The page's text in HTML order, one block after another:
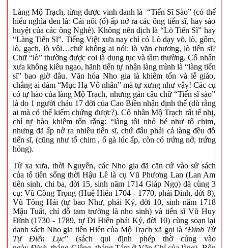
Làng Mộ Trạch, từng được vinh danh là “Tiến Sĩ Sào” (có thể
hiểu nghĩa đen là: Cái nôi (ổ) ấp nở ra các ông tiến sĩ, hay sào
huyệt của các ông Nghè). Không nên dịch là “Lò Tiến Sĩ” hay
“Làng Tiến Sĩ”. Tiếng Việt xưa nay chỉ có Lò dạy võ, lò, gốm,
lò, gạch, lò vôi…chứ không ai nói: lò văn chương, lò tiến sĩ?
Chữ “lò” thường được coi là dung tục và tầm thường. Cổ nhân
xưa không kiêu ngạo, hãnh tiến tự nhận làng mình là “làng tiến
sĩ” bao giờ đâu. Văn hóa Nho gia là khiêm tốn và lễ giáo,
chẳng ai dám “Mục Hạ Vô nhân” mà tự xưng như vậy! Các cụ
có tự hào của làng Mộ Trạch, nhưng gán câu chữ “Tiến sĩ sào”
là do 1 người cháu 17 đời của Cao Biền nhận định thế (dù rằng
ai mà có thể kiểm chứng được?). Cổ nhân Mộ Trạch rất tế nhị,
chỉ tự hào khiêm tốn rằng: “làng tôi nhỏ bé như tổ chim,
nhưng đã ấp nở ra nhiều tiến sĩ, chứ đâu phải cả làng đều đỗ
tiến sĩ, (cũng như tổ chim , ổ gà lúc ấp, còn có trứng nở, trứng
hỏng).
Từ xa xưa, thời Nguyễn, các Nho gia đã căn cứ vào sử sách
của tổ tiên sống thời Hậu Lê là cụ Vũ Phương Lan (Lan Am
tiên sinh, chi ba, đời 15, sinh năm 1714 Giáp Ngọ) đã cùng 3
cụ: Vũ Công Trọng (Huệ Hiên 1704 - 1770, phái Đinh, đời 8),
Vũ Tông Hải (tự bao Như, phái Kỷ, đời 10, sinh năm 1718
Mậu Tuất, chỉ đỗ tam trường là nho sinh) và tiến sĩ Vũ Huy
Đĩnh (1730 - 1789, tự Di Hiên phái Kỷ, đời 10) cùng soạn lại
danh sách Nho gia tiên Hiền của Mộ Trạch xã gọi là “Đinh Từ
Tự Điển Lục” (sách qui định phép thờ cúng vào